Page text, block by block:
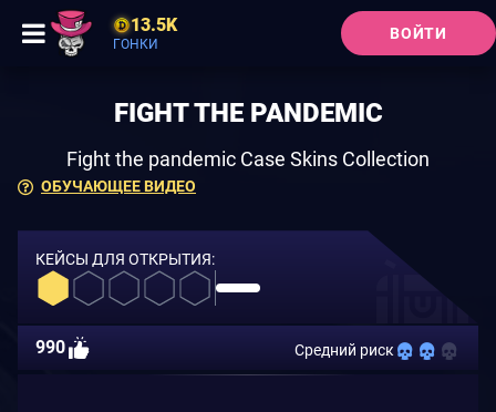
13.5K
ГОНКИ
ВОЙТИ
ОБУЧАЮЩЕЕ ВИДЕО
FIGHT THE PANDEMIC
Fight the pandemic Case Skins Collection
КЕЙСЫ ДЛЯ ОТКРЫТИЯ:
990 Средний риск